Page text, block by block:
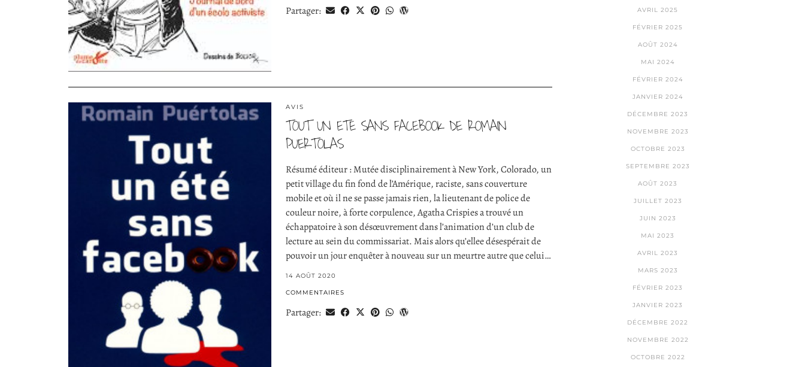
Partager:
AVIS
TOUT UN ETE SANS FACEBOOK DE ROMAIN
PUERTOLAS
Résumé éditeur : Mutée disciplinairement à New York, Colorado, un
petit village du fin fond de l’Amérique, raciste, sans couverture
mobile et où il ne se passe jamais rien, la lieutenant de police de
couleur noire, à forte corpulence, Agatha Crispies a trouvé un
échappatoire à son désœuvrement dans l’animation d’un club de
lecture au sein du commissariat. Mais alors qu’ellee désespérait de
pouvoir un jour enquêter à nouveau sur un meurtre autre que celui…
14 AOÛT 2020
COMMENTAIRES
Partager:
AVRIL 2025
FÉVRIER 2025
AOÛT 2024
MAI 2024
FÉVRIER 2024
JANVIER 2024
DÉCEMBRE 2023
NOVEMBRE 2023
OCTOBRE 2023
SEPTEMBRE 2023
AOÛT 2023
JUILLET 2023
JUIN 2023
MAI 2023
AVRIL 2023
MARS 2023
FÉVRIER 2023
JANVIER 2023
DÉCEMBRE 2022
NOVEMBRE 2022
OCTOBRE 2022